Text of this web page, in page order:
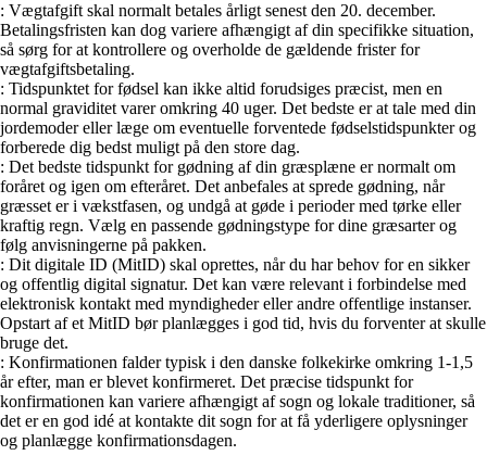
: Vægtafgift skal normalt betales årligt senest den 20. december.
Betalingsfristen kan dog variere afhængigt af din specifikke situation,
så sørg for at kontrollere og overholde de gældende frister for
vægtafgiftsbetaling.
: Tidspunktet for fødsel kan ikke altid forudsiges præcist, men en
normal graviditet varer omkring 40 uger. Det bedste er at tale med din
jordemoder eller læge om eventuelle forventede fødselstidspunkter og
forberede dig bedst muligt på den store dag.
: Det bedste tidspunkt for gødning af din græsplæne er normalt om
foråret og igen om efteråret. Det anbefales at sprede gødning, når
græsset er i vækstfasen, og undgå at gøde i perioder med tørke eller
kraftig regn. Vælg en passende gødningstype for dine græsarter og
følg anvisningerne på pakken.
: Dit digitale ID (MitID) skal oprettes, når du har behov for en sikker
og offentlig digital signatur. Det kan være relevant i forbindelse med
elektronisk kontakt med myndigheder eller andre offentlige instanser.
Opstart af et MitID bør planlægges i god tid, hvis du forventer at skulle
bruge det.
: Konfirmationen falder typisk i den danske folkekirke omkring 1-1,5
år efter, man er blevet konfirmeret. Det præcise tidspunkt for
konfirmationen kan variere afhængigt af sogn og lokale traditioner, så
det er en god idé at kontakte dit sogn for at få yderligere oplysninger
og planlægge konfirmationsdagen.